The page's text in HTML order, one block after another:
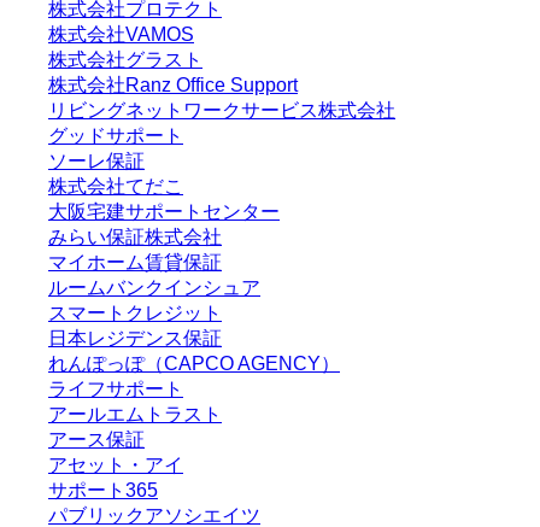
株式会社プロテクト
株式会社VAMOS
株式会社グラスト
株式会社Ranz Office Support
リビングネットワークサービス株式会社
グッドサポート
ソーレ保証
株式会社てだこ
大阪宅建サポートセンター
みらい保証株式会社
マイホーム賃貸保証
ルームバンクインシュア
スマートクレジット
日本レジデンス保証
れんぽっぽ（CAPCO AGENCY）
ライフサポート
アールエムトラスト
アース保証
アセット・アイ
サポート365
パブリックアソシエイツ